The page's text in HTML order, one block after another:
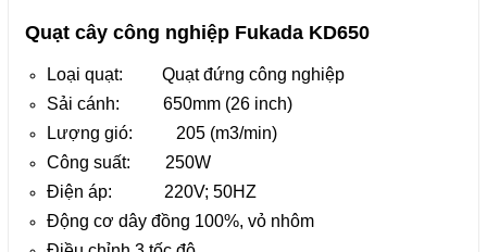
Quạt cây công nghiệp Fukada KD650
Loại quạt: Quạt đứng công nghiệp
Sải cánh: 650mm (26 inch)
Lượng gió: 205 (m3/min)
Công suất: 250W
Điện áp: 220V; 50HZ
Động cơ dây đồng 100%, vỏ nhôm